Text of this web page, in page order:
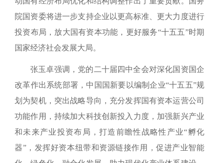
院国资委将进一步支持企业以更高标准、更大力度进行
投资布局，放大国有资本功能，更好服务“十五五”时期
国家经济社会发展大局。
张玉卓强调，党的二十届四中全会对深化国资国企
改革作出系统部署，中国国新要以编制企业“十五五”规
划为契机，突出战略导向，充分发挥国有资本运营公司
功能作用，持续加大科技创新投入力度，加强新兴产业
和未来产业投资布局，打造前瞻性战略性产业“孵化
器”，发挥好资本纽带和资源链接作用，促进产业智能